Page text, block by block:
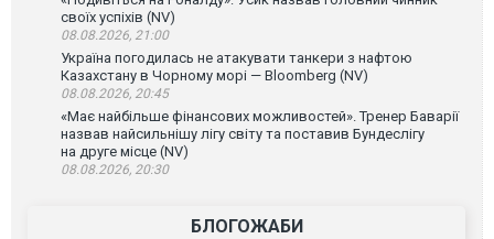
своїх успіхів (NV)
08.08.2026, 21:00
Україна погодилась не атакувати танкери з нафтою
Казахстану в Чорному морі — Bloomberg (NV)
08.08.2026, 20:45
«Має найбільше фінансових можливостей». Тренер Баварії
назвав найсильнішу лігу світу та поставив Бундеслігу
на друге місце (NV)
08.08.2026, 20:30
БЛОГОЖАБИ